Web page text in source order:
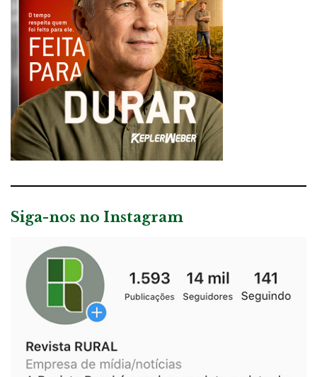
Siga-nos no Instagram